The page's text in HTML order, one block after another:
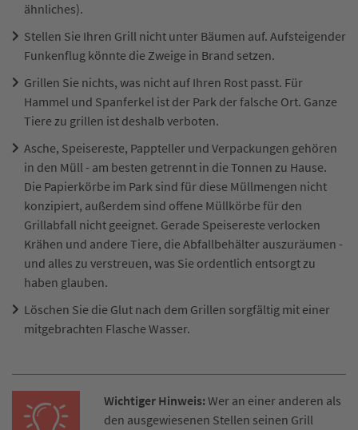
ähnliches).
Stellen Sie Ihren Grill nicht unter Bäumen auf. Aufsteigender
Funkenflug könnte die Zweige in Brand setzen.
Grillen Sie nichts, was nicht auf Ihren Rost passt. Für
Hammel und Spanferkel ist der Park der falsche Ort. Ganze
Tiere zu grillen ist deshalb verboten.
Asche, Speisereste, Pappteller und Verpackungen gehören
in den Müll - am besten getrennt in die Tonnen zu Hause.
Die Papierkörbe im Park sind für diese Müllmengen nicht
konzipiert, außerdem sind offene Müllkörbe für den
Grillabfall nicht geeignet. Gerade Speisereste verlocken
Krähen und andere Tiere, die Abfallbehälter auszuräumen -
und alles zu verstreuen, was Sie ordentlich entsorgt zu
haben glauben.
Löschen Sie die Glut nach dem Grillen sorgfältig mit einer
mitgebrachten Flasche Wasser.
Wichtiger Hinweis:Wer an einer anderen als
den ausgewiesenen Stellen seinen Grill